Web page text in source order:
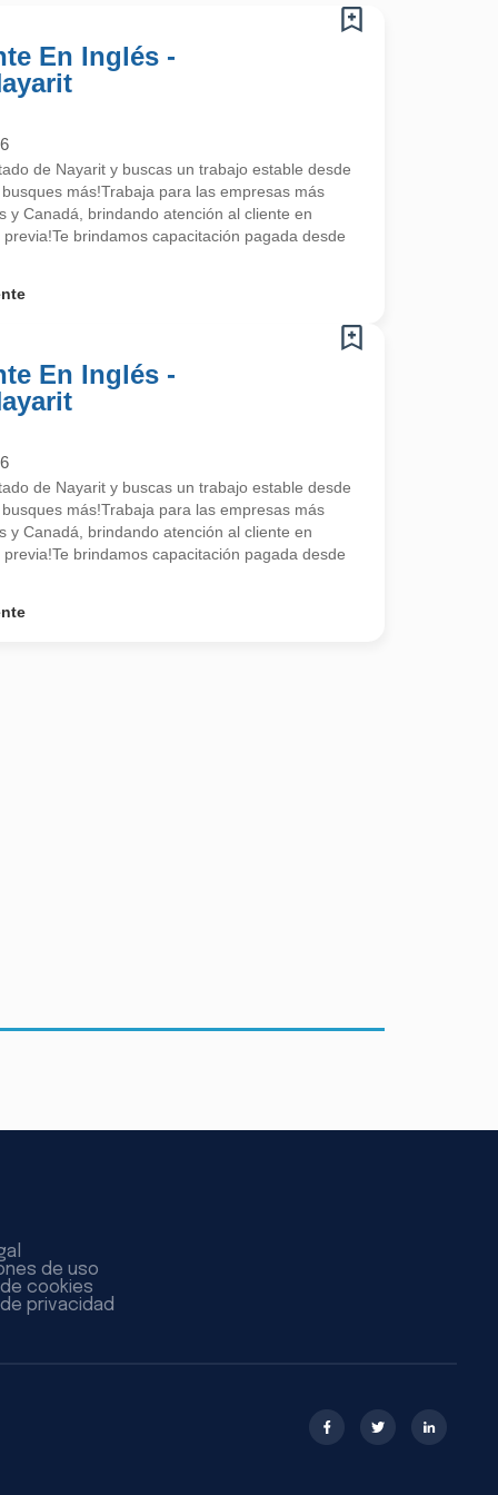
En Inglés -
de Nayarit y buscas un trabajo estable desde
más!Trabaja para las empresas más
y Canadá, brindando atención al cliente en
brindamos capacitación pagada desde
En Inglés -
de Nayarit y buscas un trabajo estable desde
más!Trabaja para las empresas más
y Canadá, brindando atención al cliente en
brindamos capacitación pagada desde
de uso
cookies
privacidad